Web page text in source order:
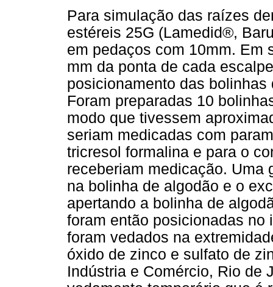
Para simulação das raízes
estéreis 25G (Lamedid®,
em pedaços com 10mm. Em
mm da ponta de cada
posicionamento das
Foram preparadas 10
modo que tivessem
seriam medicadas com
tricresol formalina e para o
receberiam medicação. Uma
na bolinha de algodão e o
apertando a bolinha de
foram então posicionadas no
foram vedados na
óxido de zinco e sulfato de
Indústria e Comércio, Rio de